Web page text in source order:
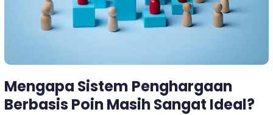
Mengapa Sistem Penghargaan
Berbasis Poin Masih Sangat Ideal?